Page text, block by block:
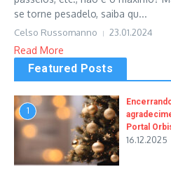
se torne pesadelo, saiba qu...
Celso Russomanno 23.01.2024
Read More
Featured Posts
1
Portal
16.12.2025